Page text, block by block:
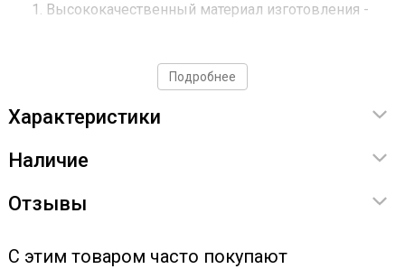
Высококачественный материал изготовления -
долговечная, прочная и экологичная.
куба встроен клапан сброса избыточного
давления. Этот клапан стравливает излишки
безопасным.
Подробнее
Характеристики
Наличие
Отзывы
С этим товаром часто покупают